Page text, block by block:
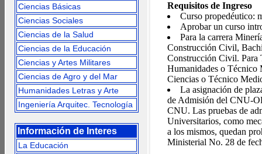
Ciencias Básicas
Ciencias Sociales
Ciencias de la Salud
Ciencias de la Educación
Ciencias y Artes Militares
Ciencias de Agro y del Mar
Humanidades Letras y Arte
Ingeniería Arquitec. Tecnología
Información de Interes
La Educación
Requisitos de Ingreso
Curso propedéutico:
Aprobar un curso
Para la carrera
Construcción Civil,
Construcción Civil. Para
Humanidades o Técnico
Ciencias o Técnico
La asignación de
de Admisión del CNU-
CNU. Las pruebas de
Universitarios, como
a los mismos, quedan
Ministerial No. 28 de